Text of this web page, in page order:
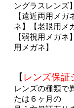
ングラスレンズ】
【遠近両用メ
ネ】【老眼用メ
【弱視用メガ
用メガネ】
【 レンズ保証
レンズの種類で
たは６ヶ月の